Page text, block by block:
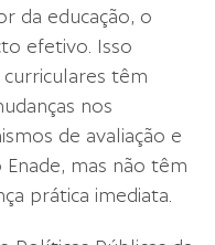
da educação, o
efetivo. Isso
têm
nos
de avaliação e
mas não têm
prática imediata.